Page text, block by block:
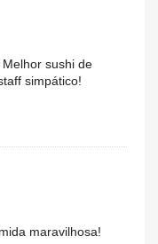
sushi de
simpático!
maravilhosa!